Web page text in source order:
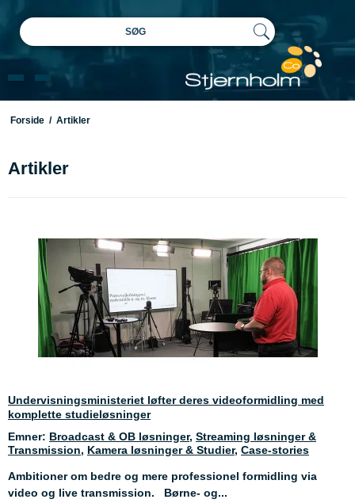
SØG
Forside / Artikler
Artikler
Undervisningsministeriet løfter deres videoformidling med
komplette studieløsninger
Emner: Broadcast & OB løsninger, Streaming løsninger &
Transmission, Kamera løsninger & Studier, Case-stories
Ambitioner om bedre og mere professionel formidling via
video og live transmission. Børne- og...